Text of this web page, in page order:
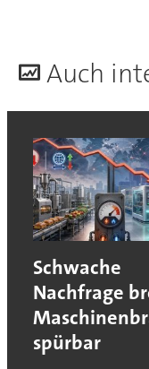
Auch
Schwache
Nachfrage
spürbar